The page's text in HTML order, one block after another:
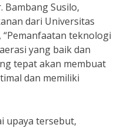
Bambang Susilo,
dari Universitas
“Pemanfaatan teknologi
yang baik dan
tepat akan membuat
dan memiliki
upaya tersebut,